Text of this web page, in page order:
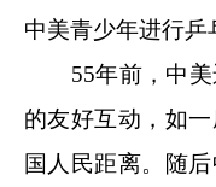
中美青少年进行乒
55年前，中美
的友好互动，如
国人民距离。随